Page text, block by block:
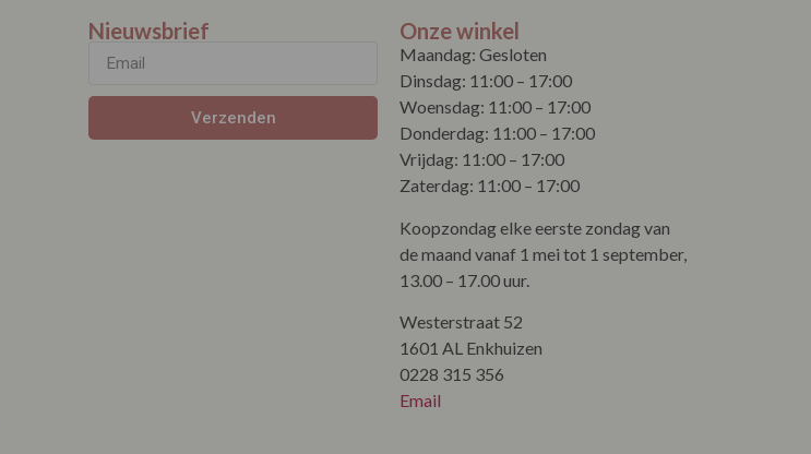
Nieuwsbrief
Verzenden
Onze winkel
Maandag: Gesloten
Dinsdag: 11:00 – 17:00
Woensdag: 11:00 – 17:00
Donderdag: 11:00 – 17:00
Vrijdag: 11:00 – 17:00
Zaterdag: 11:00 – 17:00
Koopzondag elke eerste zondag van
de maand vanaf 1 mei tot 1 september,
13.00 – 17.00 uur.
Westerstraat 52
1601 AL Enkhuizen
0228 315 356
Email